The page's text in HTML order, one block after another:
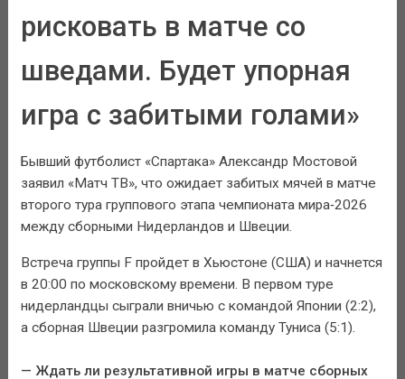
рисковать в матче со
шведами. Будет упорная
игра с забитыми голами»
Бывший футболист «Спартака» Александр Мостовой
заявил «Матч ТВ», что ожидает забитых мячей в матче
второго тура группового этапа чемпионата мира‑2026
между сборными Нидерландов и Швеции.
Встреча группы F пройдет в Хьюстоне (США) и начнется
в 20:00 по московскому времени. В первом туре
нидерландцы сыграли вничью с командой Японии (2:2),
а сборная Швеции разгромила команду Туниса (5:1).
— Ждать ли результативной игры в матче сборных